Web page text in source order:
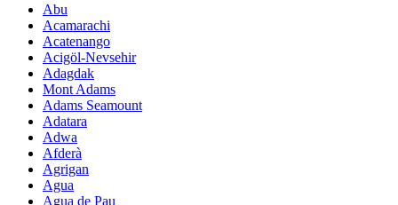
Abu
Acamarachi
Acatenango
Acigöl-Nevsehir
Adagdak
Mont Adams
Adams Seamount
Adatara
Adwa
Afderà
Agrigan
Agua
Agua de Pau